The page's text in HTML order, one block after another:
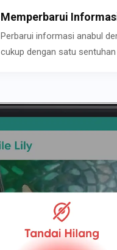
Memperbarui
Perbarui informasi anabul
cukup dengan satu